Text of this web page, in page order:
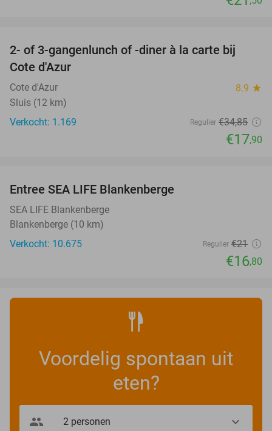
49%
2- of 3-gangenlunch of -diner à la carte bij
Cote d'Azur
Cote d'Azur 8.9 star
Sluis (12 km)
Verkocht: 1.169
Regulier €34,85
€17,90
Entree SEA LIFE Blankenberge
SEA LIFE Blankenberge
Blankenberge (10 km)
Verkocht: 10.675
Regulier €21
€16,80
Voordelig spontaan uit
eten?